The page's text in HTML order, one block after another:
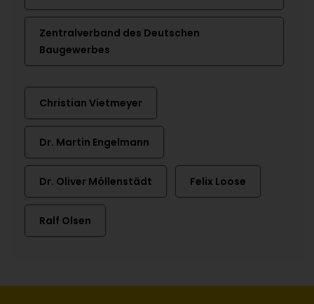
Zentralverband des Deutschen
Baugewerbes
Christian Vietmeyer
Dr. Martin Engelmann
Dr. Oliver Möllenstädt Felix Loose
Ralf Olsen